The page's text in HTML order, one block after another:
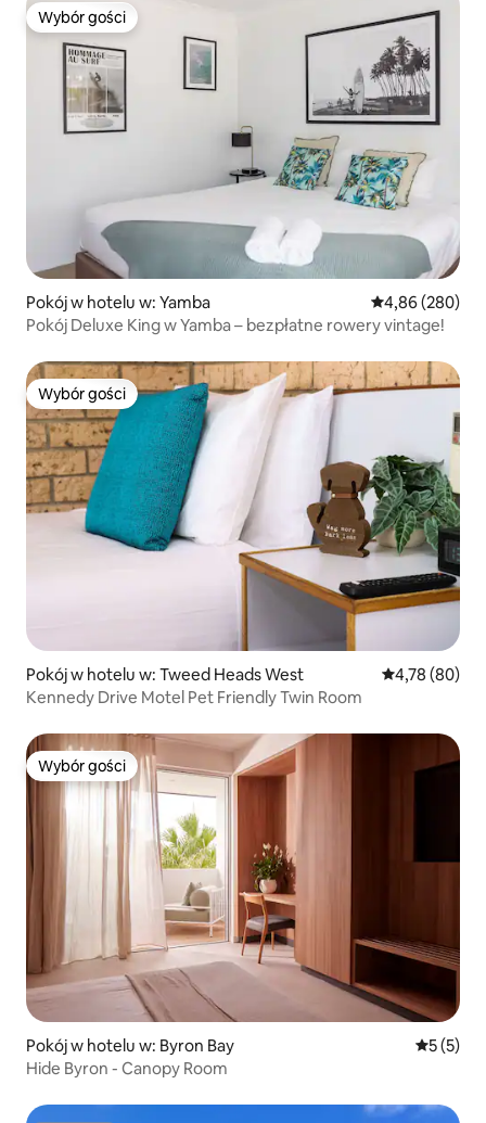
Wybór gości
Wybór gości
Pokój w hotelu w: Yamba Średnia
4,86 (280)
Pokój Deluxe King w Yamba – bezpłatne rowery vintage!
Wybór gości
Wybór gości
Pokój w hotelu w: Tweed Heads West Średnia
4,78 (80)
Kennedy Drive Motel Pet Friendly Twin Room
Wybór gości
Wybór gości
Pokój w hotelu w: Byron Bay Średnia
5 (5)
Hide Byron - Canopy Room